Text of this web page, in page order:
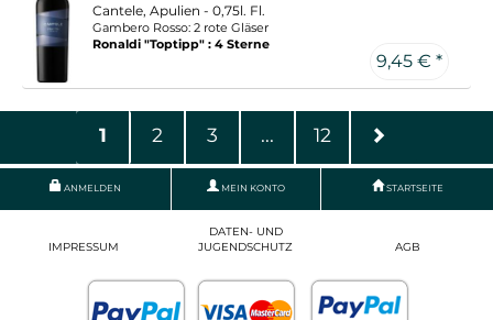
Cantele, Apulien - 0,75l. Fl.
Gambero Rosso: 2 rote Gläser
Ronaldi "Toptipp" : 4 Sterne
9,45 € *
1 2 3 ... 12
ANMELDEN MEIN KONTO STARTSEITE
IMPRESSUM
DATEN- UND
JUGENDSCHUTZ
AGB